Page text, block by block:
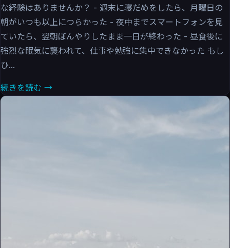
な経験はありませんか？ - 週末に寝だめをしたら、月曜日の
朝がいつも以上につらかった - 夜中までスマートフォンを見
ていたら、翌朝ぼんやりしたまま一日が終わった - 昼食後に
強烈な眠気に襲われて、仕事や勉強に集中できなかった もし
ひ...
続きを読む →